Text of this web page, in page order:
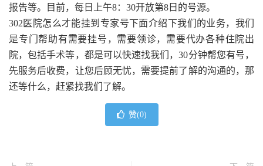
报告等。目前，每日上午8：30开放第8日的号源。
302医院怎么才能挂到专家号下面介绍下我们的业务，我们
是专门帮助有需要挂号，需要领诊，需要代办各种住院出
院，包括手术等，都是可以快速找我们，30分钟帮您有号，
先服务后收费，让您后顾无忧，需要提前了解的沟通的，那
还等什么，赶紧找我们了解。
赞(0)